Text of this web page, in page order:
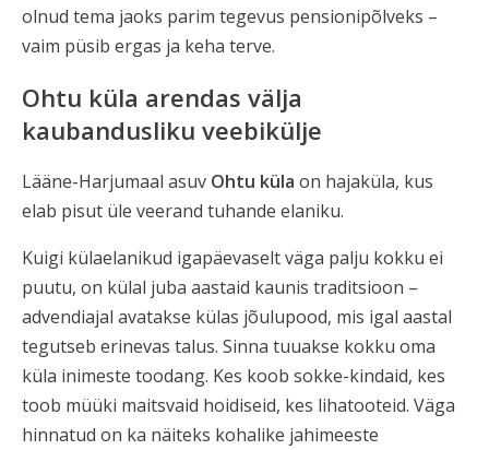
olnud tema jaoks parim tegevus pensionipõlveks –
vaim püsib ergas ja keha terve.
Ohtu küla arendas välja
kaubandusliku veebikülje
Lääne-Harjumaal asuv Ohtu küla on hajaküla, kus
elab pisut üle veerand tuhande elaniku.
Kuigi külaelanikud igapäevaselt väga palju kokku ei
puutu, on külal juba aastaid kaunis traditsioon –
advendiajal avatakse külas jõulupood, mis igal aastal
tegutseb erinevas talus. Sinna tuuakse kokku oma
küla inimeste toodang. Kes koob sokke-kindaid, kes
toob müüki maitsvaid hoidiseid, kes lihatooteid. Väga
hinnatud on ka näiteks kohalike jahimeeste